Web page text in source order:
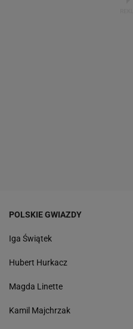
POLSKIE GWIAZDY
Iga Świątek
Hubert Hurkacz
Magda Linette
Kamil Majchrzak